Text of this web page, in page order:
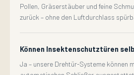
Pollen, Gräserstäuber und feine
zurück – ohne den Luftdurchlass
Können Insektenschutztüren
Ja – unsere Drehtür-Systeme können